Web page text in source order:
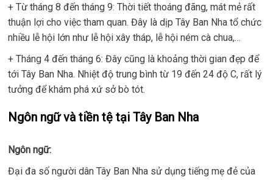
+ Từ tháng 8 đến tháng 9: Thời tiết thoáng đãng, mát mẻ rất
thuận lợi cho việc tham quan. Đây là dịp Tây Ban Nha tổ chức
nhiều lễ hội lớn như lễ hội xây tháp, lễ hội ném cà chua,…
+ Tháng 4 đến tháng 6: Đây cũng là khoảng thời gian đẹp để
tới Tây Ban Nha. Nhiệt độ trung bình từ 19 đến 24 độ C, rất lý
tưởng để khám phá xứ sở bò tót.
Ngôn ngữ và tiền tệ tại Tây Ban Nha
Ngôn ngữ:
Đại đa số người dân Tây Ban Nha sử dụng tiếng mẹ đẻ của